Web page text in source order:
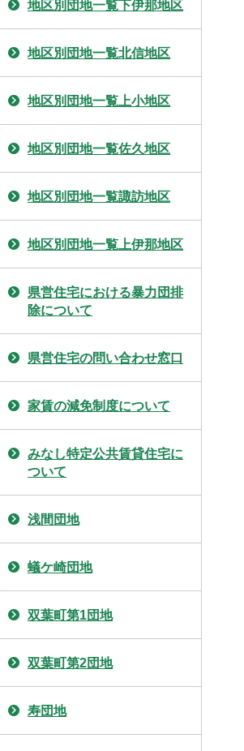
地区別団地一覧下伊那地区
地区別団地一覧北信地区
地区別団地一覧上小地区
地区別団地一覧佐久地区
地区別団地一覧諏訪地区
地区別団地一覧上伊那地区
県営住宅における暴力団排
除について
県営住宅の問い合わせ窓口
家賃の減免制度について
みなし特定公共賃貸住宅に
ついて
浅間団地
蟻ケ崎団地
双葉町第1団地
双葉町第2団地
寿団地